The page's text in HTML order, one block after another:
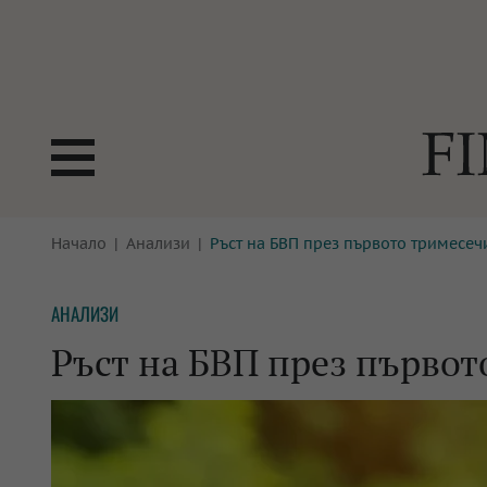
БОРСИ
КРИПТО
БАНКИ
ПАРИТЕ
ИМОТИ
Начало Анализи Ръст на БВП през първото
АНАЛИЗИ
Ръст на БВП през